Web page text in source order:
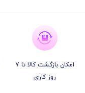
امکان بازگشت کالا تا 7
روز کاری